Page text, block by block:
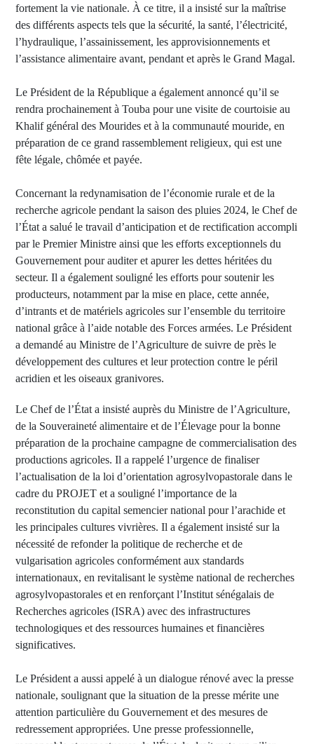
fortement la vie nationale. À ce titre, il a insisté sur la maîtrise
des différents aspects tels que la sécurité, la santé, l’électricité,
l’hydraulique, l’assainissement, les approvisionnements et
l’assistance alimentaire avant, pendant et après le Grand Magal.
Le Président de la République a également annoncé qu’il se
rendra prochainement à Touba pour une visite de courtoisie au
Khalif général des Mourides et à la communauté mouride, en
préparation de ce grand rassemblement religieux, qui est une
fête légale, chômée et payée.
Concernant la redynamisation de l’économie rurale et de la
recherche agricole pendant la saison des pluies 2024, le Chef de
l’État a salué le travail d’anticipation et de rectification accompli
par le Premier Ministre ainsi que les efforts exceptionnels du
Gouvernement pour auditer et apurer les dettes héritées du
secteur. Il a également souligné les efforts pour soutenir les
producteurs, notamment par la mise en place, cette année,
d’intrants et de matériels agricoles sur l’ensemble du territoire
national grâce à l’aide notable des Forces armées. Le Président
a demandé au Ministre de l’Agriculture de suivre de près le
développement des cultures et leur protection contre le péril
acridien et les oiseaux granivores.
Le Chef de l’État a insisté auprès du Ministre de l’Agriculture,
de la Souveraineté alimentaire et de l’Élevage pour la bonne
préparation de la prochaine campagne de commercialisation des
productions agricoles. Il a rappelé l’urgence de finaliser
l’actualisation de la loi d’orientation agrosylvopastorale dans le
cadre du PROJET et a souligné l’importance de la
reconstitution du capital semencier national pour l’arachide et
les principales cultures vivrières. Il a également insisté sur la
nécessité de refonder la politique de recherche et de
vulgarisation agricoles conformément aux standards
internationaux, en revitalisant le système national de recherches
agrosylvopastorales et en renforçant l’Institut sénégalais de
Recherches agricoles (ISRA) avec des infrastructures
technologiques et des ressources humaines et financières
significatives.
Le Président a aussi appelé à un dialogue rénové avec la presse
nationale, soulignant que la situation de la presse mérite une
attention particulière du Gouvernement et des mesures de
redressement appropriées. Une presse professionnelle,